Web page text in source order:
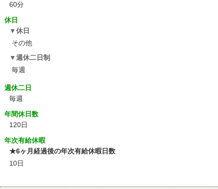
60分
休日
休日
その他
週休二日制
毎週
週休二日
毎週
年間休日数
120日
年次有給休暇
★6ヶ月経過後の年次有給休暇日数
10日